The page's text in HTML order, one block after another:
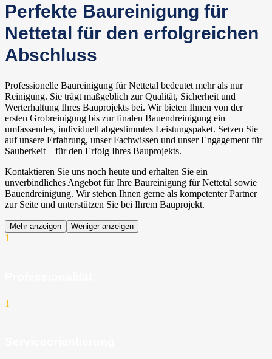
Perfekte Baureinigung für
Nettetal für den erfolgreichen
Abschluss
Professionelle Baureinigung für Nettetal bedeutet mehr als nur
Reinigung. Sie trägt maßgeblich zur Qualität, Sicherheit und
Werterhaltung Ihres Bauprojekts bei. Wir bieten Ihnen von der
ersten Grobreinigung bis zur finalen Bauendreinigung ein
umfassendes, individuell abgestimmtes Leistungspaket. Setzen Sie
auf unsere Erfahrung, unser Fachwissen und unser Engagement für
Sauberkeit – für den Erfolg Ihres Bauprojekts.
Kontaktieren Sie uns noch heute und erhalten Sie ein
unverbindliches Angebot für Ihre Baureinigung für Nettetal sowie
Bauendreinigung. Wir stehen Ihnen gerne als kompetenter Partner
zur Seite und unterstützen Sie bei Ihrem Bauprojekt.
Mehr anzeigen Weniger anzeigen
1
1